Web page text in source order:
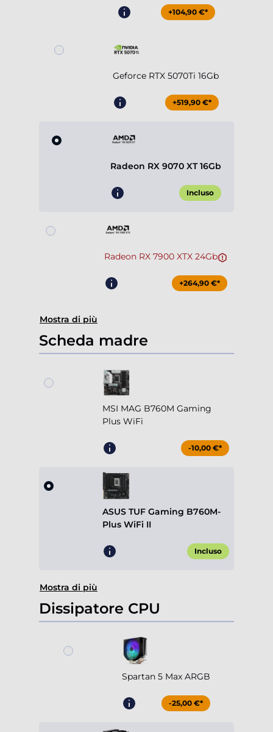
+104,90 €*
Geforce RTX 5070Ti 16Gb
+519,90 €*
Radeon RX 9070 XT 16Gb
Incluso
Radeon RX 7900 XTX 24Gb
+264,90 €*
Mostra di più
Scheda madre
MSI MAG B760M Gaming
Plus WiFi
-10,00 €*
ASUS TUF Gaming B760M-
Plus WiFi II
Incluso
Mostra di più
Dissipatore CPU
Spartan 5 Max ARGB
-25,00 €*